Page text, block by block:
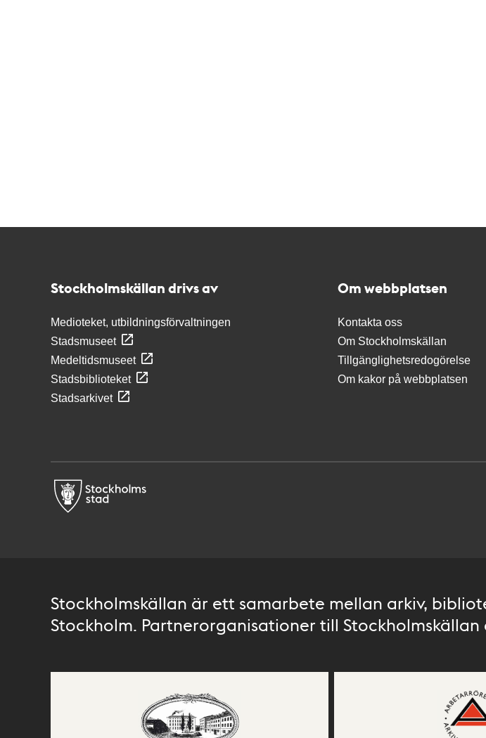
Stockholmskällan drivs av
Medioteket, utbildningsförvaltningen
Stadsmuseet
Medeltidsmuseet
Stadsbiblioteket
Stadsarkivet
Om webbplatsen
Kontakta oss
Om Stockholmskällan
Tillgänglighetsredogörelse
Om kakor på webbplatsen
Stockholmskällan är ett samarbete mellan arkiv,
Stockholm. Partnerorganisationer till Stockholmskällan